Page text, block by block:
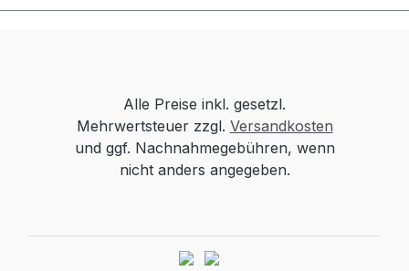
Alle Preise inkl. gesetzl.
Mehrwertsteuer zzgl. Versandkosten
und ggf. Nachnahmegebühren, wenn
nicht anders angegeben.